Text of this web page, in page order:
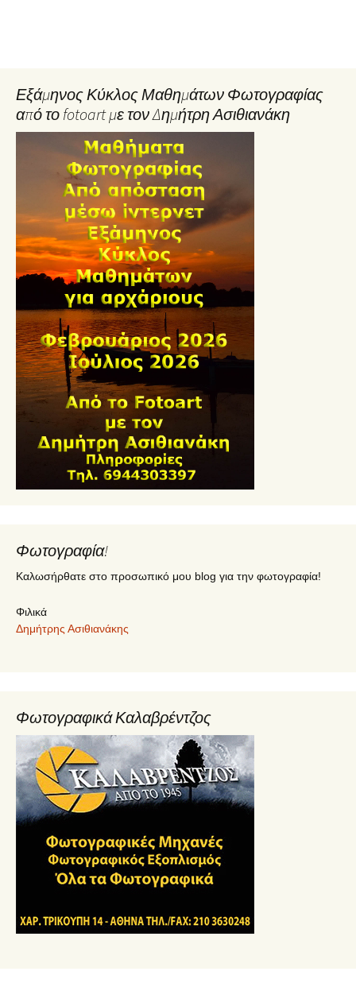
Εξάμηνος Κύκλος Μαθημάτων Φωτογραφίας
από το fotoart με τον Δημήτρη Ασιθιανάκη
Φωτογραφία!
Καλωσήρθατε στο προσωπικό μου blog για την φωτογραφία!
Φιλικά
Δημήτρης Ασιθιανάκης
Φωτογραφικά Καλαβρέντζος